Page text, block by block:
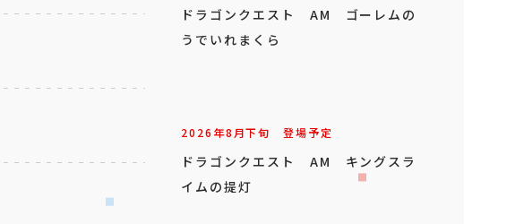
ドラゴンクエスト AM ゴーレムの
うでいれまくら
2026年8月下旬 登場予定
ドラゴンクエスト AM キングスラ
イムの提灯